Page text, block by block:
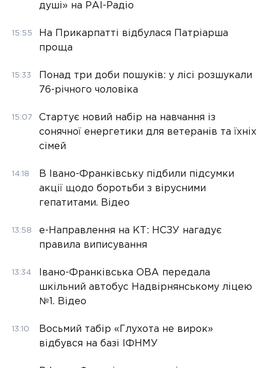
душі» на РАІ-Радіо
15:55
На Прикарпатті відбулася Патріарша
проща
15:33
Понад три доби пошуків: у лісі розшукали
76-річного чоловіка
15:07
Стартує новий набір на навчання із
сонячної енергетики для ветеранів та їхніх
сімей
14:18
В Івано-Франківську підбили підсумки
акції щодо боротьби з вірусними
гепатитами. Відео
13:58
е-Направлення на КТ: НСЗУ нагадує
правила виписування
13:34
Івано-Франківська ОВА передала
шкільний автобус Надвірнянському ліцею
№1. Відео
13:10
Восьмий табір «Глухота не вирок»
відбувся на базі ІФНМУ